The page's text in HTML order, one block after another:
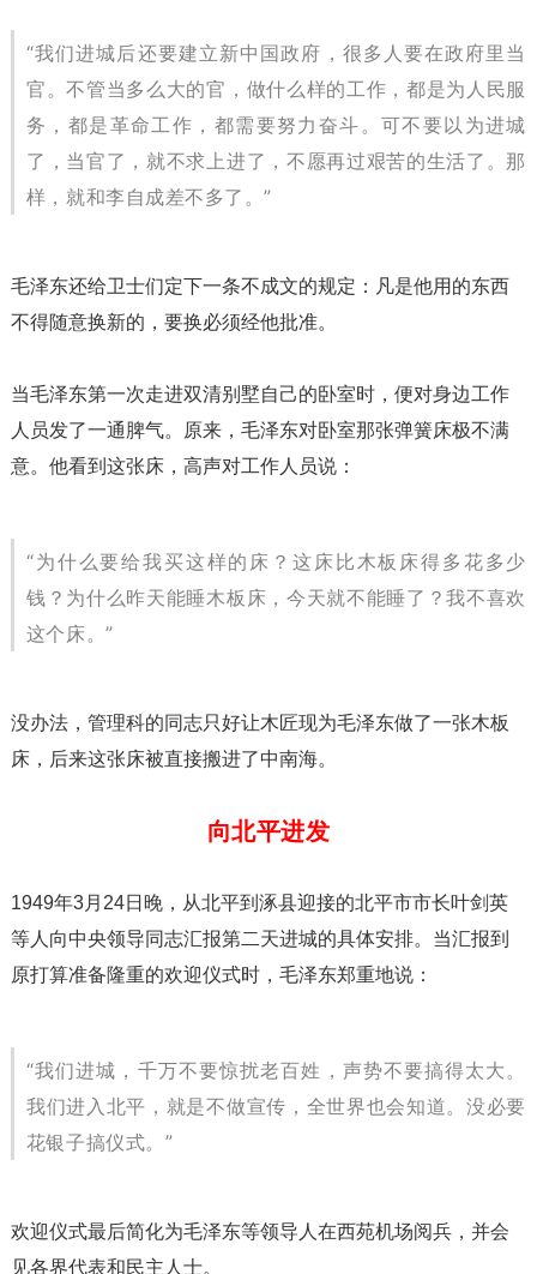
“我们进城后还要建立新中国政府，很多人要在政府里当
官。不管当多么大的官，做什么样的工作，都是为人民服
务，都是革命工作，都需要努力奋斗。可不要以为进城
了，当官了，就不求上进了，不愿再过艰苦的生活了。那
样，就和李自成差不多了。”
毛泽东还给卫士们定下一条不成文的规定：凡是他用的东西
不得随意换新的，要换必须经他批准。
当毛泽东第一次走进双清别墅自己的卧室时，便对身边工作
人员发了一通脾气。原来，毛泽东对卧室那张弹簧床极不满
意。他看到这张床，高声对工作人员说：
“为什么要给我买这样的床？这床比木板床得多花多少
钱？为什么昨天能睡木板床，今天就不能睡了？我不喜欢
这个床。”
没办法，管理科的同志只好让木匠现为毛泽东做了一张木板
床，后来这张床被直接搬进了中南海。
向北平进发
1949年3月24日晚，从北平到涿县迎接的北平市市长叶剑英
等人向中央领导同志汇报第二天进城的具体安排。当汇报到
原打算准备隆重的欢迎仪式时，毛泽东郑重地说：
“我们进城，千万不要惊扰老百姓，声势不要搞得太大。
我们进入北平，就是不做宣传，全世界也会知道。没必要
花银子搞仪式。”
欢迎仪式最后简化为毛泽东等领导人在西苑机场阅兵，并会
见各界代表和民主人士。